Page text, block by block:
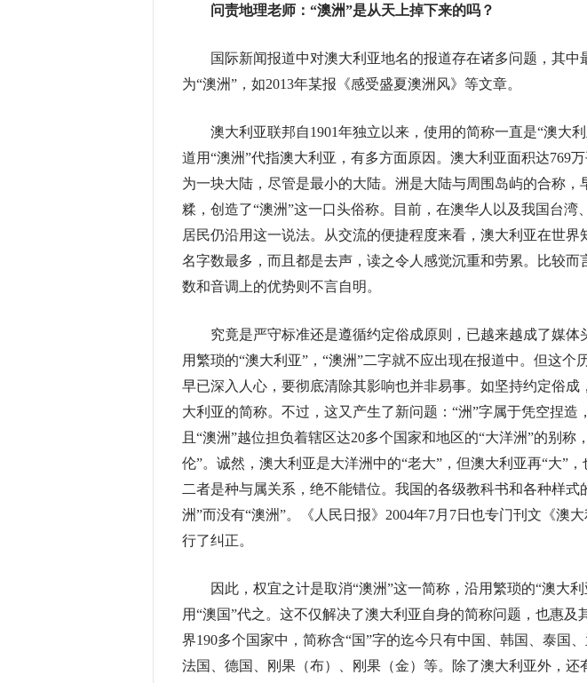
问责地理老师： “澳洲”是从天上掉下来的吗？
国际新闻报道中对澳大利亚地名的报道存在诸多问题，其中
为“澳洲”，如2013年某报《感受盛夏澳洲风》等文章。
澳大利亚联邦自1901年独立以来，使用的简称一直是“澳大利
道用“澳洲”代指澳大利亚，有多方面原因。澳大利亚面积达769
为一块大陆，尽管是最小的大陆。洲是大陆与周围岛屿的合称，
糅，创造了“澳洲”这一口头俗称。目前，在澳华人以及我国台湾
居民仍沿用这一说法。从交流的便捷程度来看，澳大利亚在世界
名字数最多，而且都是去声，读之令人感觉沉重和劳累。比较而
数和音调上的优势则不言自明。
究竟是严守标准还是遵循约定俗成原则，已越来越成了媒体
用繁琐的“澳大利亚”，“澳洲”二字就不应出现在报道中。但这个
早已深入人心，要彻底清除其影响也并非易事。如坚持约定俗成
大利亚的简称。不过，这又产生了新问题：“洲”字属于凭空捏造
且“澳洲”越位担负着辖区达20多个国家和地区的“大洋洲”的别称
伦”。诚然，澳大利亚是大洋洲中的“老大”，但澳大利亚再“大”，
二者是种与属关系，绝不能错位。我国的各级教科书和各种样式
洲”而没有“澳洲”。《人民日报》2004年7月7日也专门刊文《澳
行了纠正。
因此，权宜之计是取消“澳洲”这一简称，沿用繁琐的“澳大利
用“澳国”代之。这不仅解决了澳大利亚自身的简称问题，也惠及
界190多个国家中，简称含“国”字的迄今只有中国、韩国、泰国
法国、德国、刚果（布）、刚果（金）等。除了澳大利亚外，还